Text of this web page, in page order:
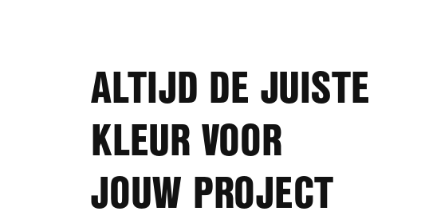
ALTIJD DE JUISTE
KLEUR VOOR
JOUW PROJECT